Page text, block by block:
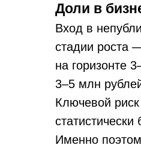
Доли в
Вход в
стадии роста
на горизонте
3–5 млн
Ключевой
Именно